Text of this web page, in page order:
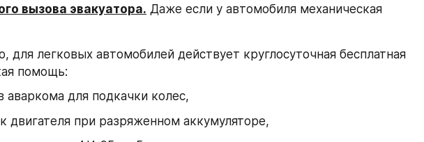
вызова эвакуатора. Даже если у автомобиля механическая
для легковых автомобилей действует круглосуточная бесплатная
помощь:
аваркома для подкачки колес,
двигателя при разряженном аккумуляторе,